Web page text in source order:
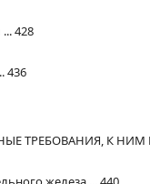
428
436
ТРЕБОВАНИЯ, К